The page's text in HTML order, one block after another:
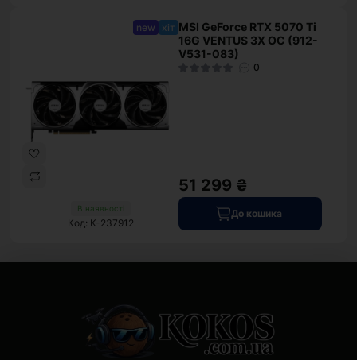
new хіт
В наявності
Код: K-237912
MSI GeForce RTX 5070 Ti
16G VENTUS 3X OC (912-
V531-083)
0
51 299 ₴
До кошика